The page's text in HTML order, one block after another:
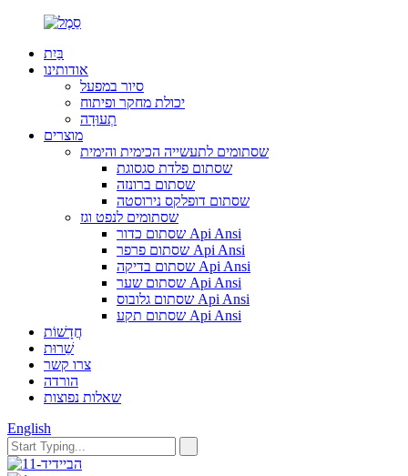
בַּיִת
אודותינו
סיור במפעל
יכולת מחקר ופיתוח
תְעוּדָה
מוצרים
שסתומים לתעשייה הכימית והימית
שסתום פלדת סגסוגת
שסתום ברונזה
שסתום דופלקס נירוסטה
שסתומים לנפט וגז
שסתום כדור Api Ansi
שסתום פרפר Api Ansi
שסתום בדיקה Api Ansi
שסתום שער Api Ansi
שסתום גלובוס Api Ansi
שסתום תקע Api Ansi
חֲדָשׁוֹת
שֵׁרוּת
צרו קשר
הורדה
שאלות נפוצות
English